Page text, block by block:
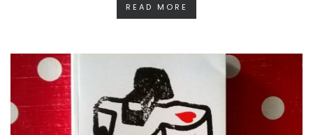
READ MORE